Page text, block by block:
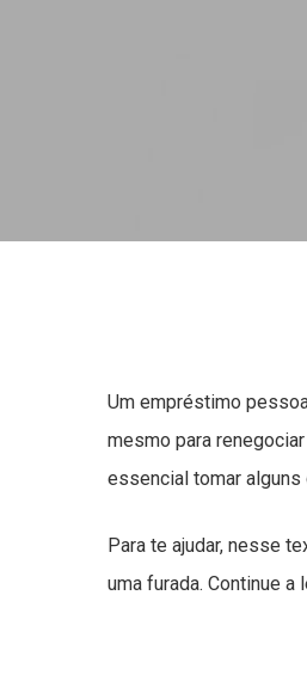
Um empréstimo
mesmo para
essencial tomar
Para te ajudar, nesse
uma furada. Continue a